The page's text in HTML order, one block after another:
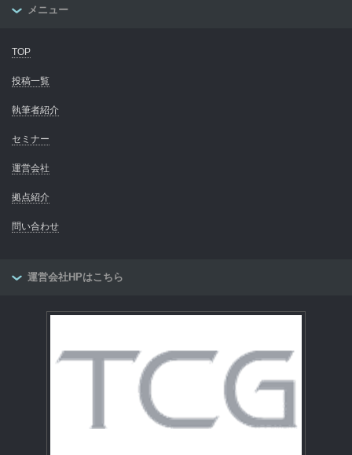
メニュー
TOP
投稿一覧
執筆者紹介
セミナー
運営会社
拠点紹介
問い合わせ
運営会社HPはこちら